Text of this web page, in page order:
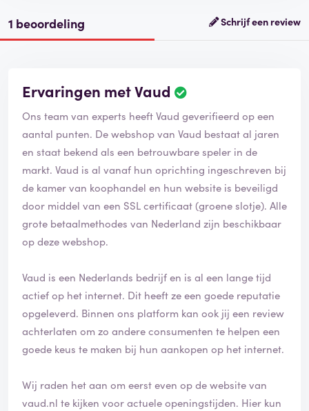
1 beoordeling Schrijf een review
Ervaringen met Vaud
Ons team van experts heeft Vaud geverifieerd op een
aantal punten. De webshop van Vaud bestaat al jaren
en staat bekend als een betrouwbare speler in de
markt. Vaud is al vanaf hun oprichting ingeschreven bij
de kamer van koophandel en hun website is beveiligd
door middel van een SSL certificaat (groene slotje). Alle
grote betaalmethodes van Nederland zijn beschikbaar
op deze webshop.
Vaud is een Nederlands bedrijf en is al een lange tijd
actief op het internet. Dit heeft ze een goede reputatie
opgeleverd. Binnen ons platform kan ook jij een review
achterlaten om zo andere consumenten te helpen een
goede keus te maken bij hun aankopen op het internet.
Wij raden het aan om eerst even op de website van
vaud.nl te kijken voor actuele openingstijden. Hier kun